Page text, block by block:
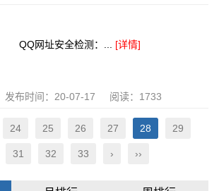
QQ网址安全检测：... [详情]
发布时间：20-07-17 阅读：1733
24 25 26 27 28 29
31 32 33 › ››